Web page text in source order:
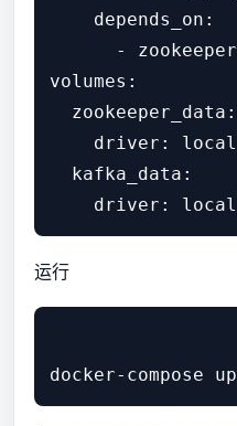
    depends_on:
      - zookeeper
volumes:
  zookeeper_data:
    driver: local
  kafka_data:
运行